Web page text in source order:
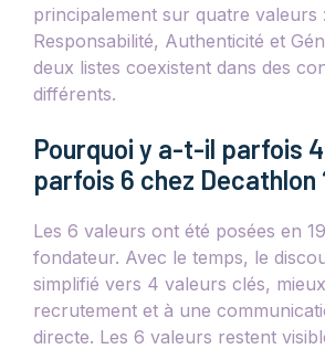
principalement sur quatre valeurs
Responsabilité, Authenticité et
deux listes coexistent dans des
différents.
Pourquoi y a-t-il parfois
parfois 6 chez Decathlon
Les 6 valeurs ont été posées en
fondateur. Avec le temps, le
simplifié vers 4 valeurs clés,
recrutement et à une
directe. Les 6 valeurs restent